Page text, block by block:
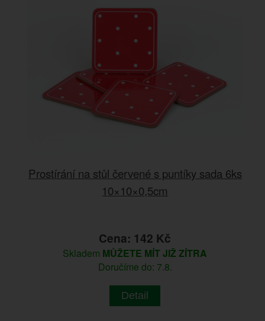
Prostírání na stůl červené s puntíky sada 6ks
10×10×0,5cm
Cena: 142 Kč
Skladem MŮŽETE MÍT JIŽ ZÍTRA
Doručíme do: 7.8.
Detail